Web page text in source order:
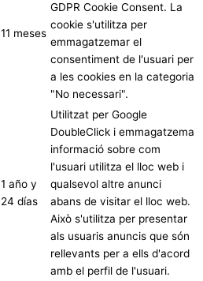
11 meses
GDPR Cookie Consent. La
cookie s'utilitza per
emmagatzemar el
consentiment de l'usuari per
a les cookies en la categoria
"No necessari".
1 año y
24 días
Utilitzat per Google
DoubleClick i emmagatzema
informació sobre com
l'usuari utilitza el lloc web i
qualsevol altre anunci
abans de visitar el lloc web.
Això s'utilitza per presentar
als usuaris anuncis que són
rellevants per a ells d'acord
amb el perfil de l'usuari.